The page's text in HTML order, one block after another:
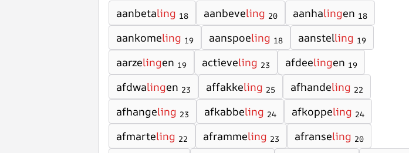
aanbetaling 18 aanbeveling 20 aanhalingen 18
aankomeling 19 aanspoeling 18 aanstelling 19
aarzelingen 19 actieveling 23 afdeelingen 19
afdwalingen 23 affakkeling 25 afhandeling 22
afhangeling 23 afkabbeling 24 afkoppeling 24
afmarteling 22 aframmeling 23 afranseling 20